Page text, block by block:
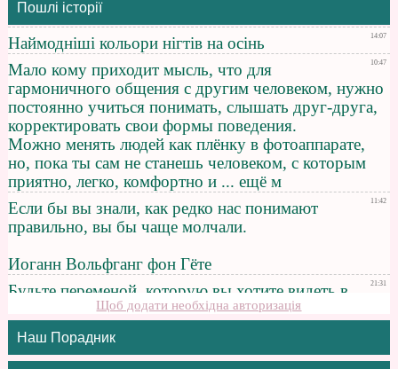
Пошлі історії
Щоб додати необхідна авторизація
Наш Порадник